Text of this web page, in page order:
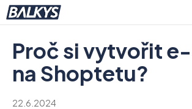
Přejít
na
obsah
Proč si vytvořit
na Shoptetu?
22.6.2024
K
o
C
o
p